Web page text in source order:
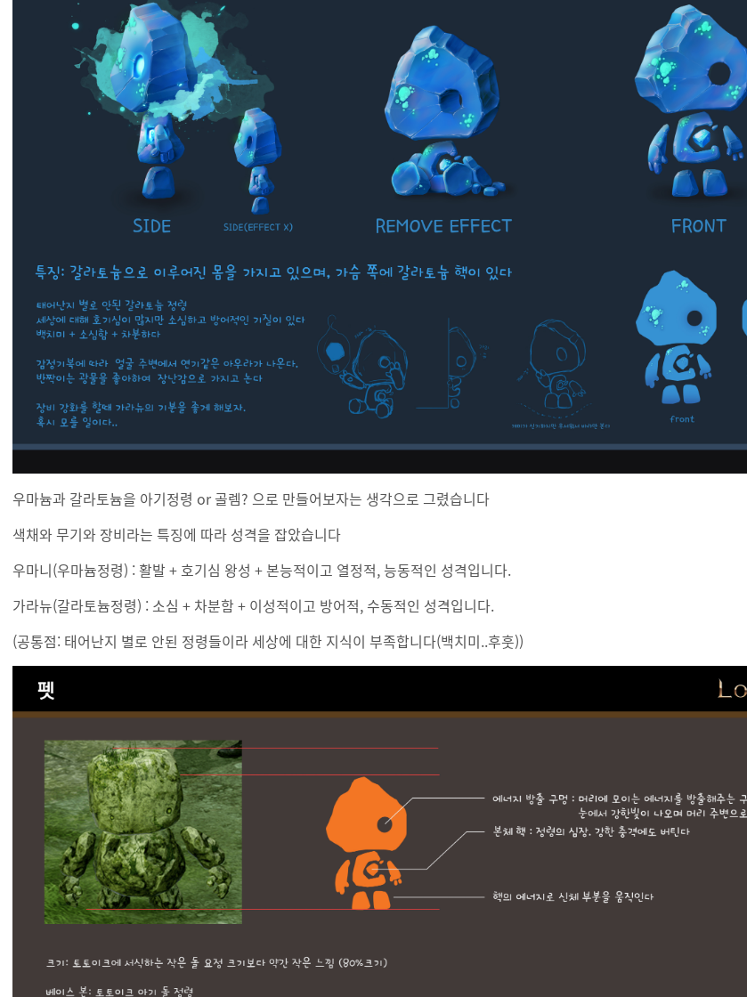
우마늄과 갈라토늄을 아기정령 or 골렘? 으로 만들어보자는 생각으로 그렸습니다
색채와 무기와 장비라는 특징에 따라 성격을 잡았습니다
우마니(우마늄정령) : 활발 + 호기심 왕성 + 본능적이고 열정적, 능동적인 성격입니다.
가라뉴(갈라토늄정령) : 소심 + 차분함 + 이성적이고 방어적, 수동적인 성격입니다.
(공통점: 태어난지 별로 안된 정령들이라 세상에 대한 지식이 부족합니다(백치미..후훗))